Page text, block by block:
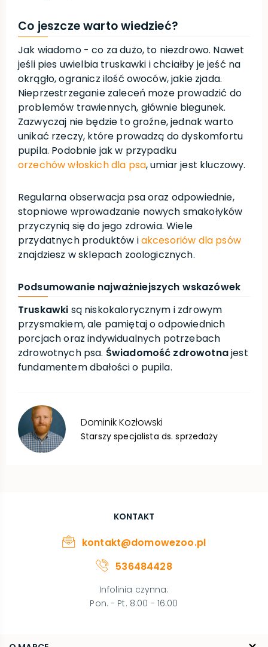
Co jeszcze warto wiedzieć?
Jak wiadomo - co za dużo, to niezdrowo. Nawet
jeśli pies uwielbia truskawki i chciałby je jeść na
okrągło, ogranicz ilość owoców, jakie zjada.
Nieprzestrzeganie zaleceń może prowadzić do
problemów trawiennych, głównie biegunek.
Zazwyczaj nie będzie to groźne, jednak warto
unikać rzeczy, które prowadzą do dyskomfortu
pupila. Podobnie jak w przypadku
orzechów włoskich dla psa, umiar jest kluczowy.
Regularna obserwacja psa oraz odpowiednie,
stopniowe wprowadzanie nowych smakołyków
przyczynią się do jego zdrowia. Wiele
przydatnych produktów iakcesoriów dla psów
znajdziesz w sklepach zoologicznych.
Podsumowanie najważniejszych wskazówek
Truskawki są niskokalorycznym i zdrowym
przysmakiem, ale pamiętaj o odpowiednich
porcjach oraz indywidualnych potrzebach
zdrowotnych psa. Świadomość zdrowotnajest
fundamentem dbałości o pupila.
DominikKozłowski
Starszy specjalista ds. sprzedaży
KONTAKT
kontakt@domowezoo.pl
536484428
Infolinia czynna:
Pon. - Pt. 8:00 - 16:00